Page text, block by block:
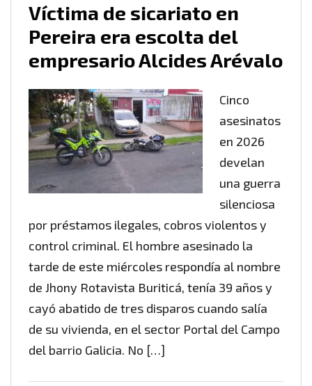
Víctima de sicariato en
Pereira era escolta del
empresario Alcides Arévalo
Cinco
asesinatos
en 2026
develan
una guerra
silenciosa
por préstamos ilegales, cobros violentos y
control criminal. El hombre asesinado la
tarde de este miércoles respondía al nombre
de Jhony Rotavista Buriticá, tenía 39 años y
cayó abatido de tres disparos cuando salía
de su vivienda, en el sector Portal del Campo
del barrio Galicia. No […]